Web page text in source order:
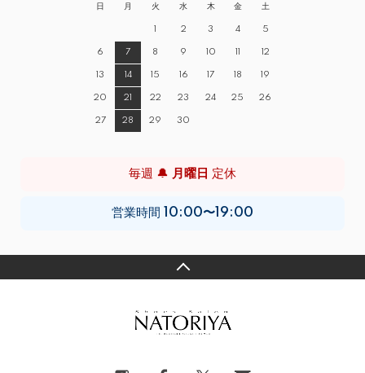
日 月 火 水 木 金 土
1 2 3 4 5
6 7 8 9 10 11 12
13 14 15 16 17 18 19
20 21 22 23 24 25 26
27 28 29 30
毎週 🔔 月曜日 定休
営業時間 10:00〜19:00